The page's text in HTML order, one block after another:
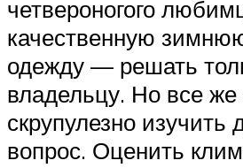
четвероногого
качественную
одежду — решать
владельцу. Но все же
скрупулезно изучить
вопрос. Оценить